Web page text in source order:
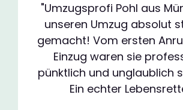
"Umzugsprofi Pohl aus
unseren Umzug absolut
gemacht! Vom ersten
Einzug waren sie
pünktlich und unglaublich
Ein echter